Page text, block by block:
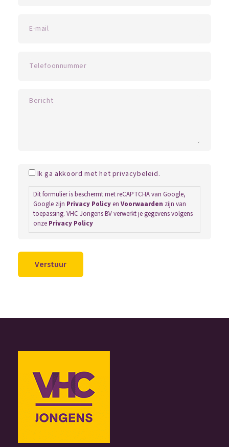
Ik ga akkoord met het privacybeleid.
Dit formulier is beschermt met reCAPTCHA van Google,
Google zijn Privacy Policyen Voorwaarden zijn van
toepassing. VHC Jongens BV verwerkt je gegevens volgens
onze Privacy Policy